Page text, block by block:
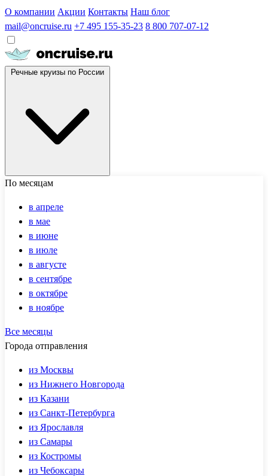
О компании Акции Контакты Наш блог
mail@oncruise.ru +7 495 155-35-23 8 800 707-07-12
По месяцам
в апреле
в мае
в июне
в июле
в августе
в сентябре
в октябре
в ноябре
Все месяцы
Города отправления
из Москвы
из Нижнего Новгорода
из Казани
из Санкт-Петербурга
из Ярославля
из Самары
из Костромы
из Чебоксары